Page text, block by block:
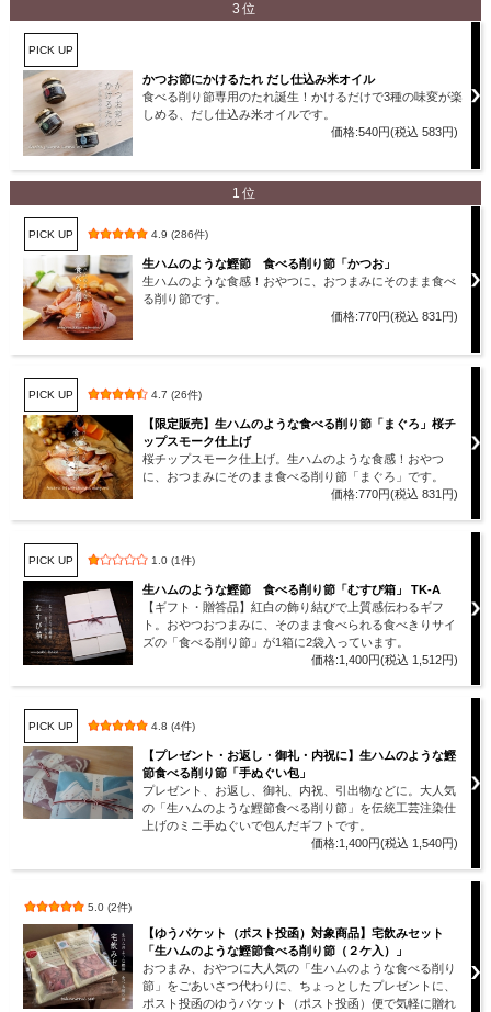
3位
PICK UP
かつお節にかけるたれ だし仕込み米オイル
食べる削り節専用のたれ誕生！かけるだけで3種の味変が楽
しめる、だし仕込み米オイルです。
価格:540円(税込 583円)
1位
PICK UP 4.9 (286件)
生ハムのような鰹節 食べる削り節「かつお」
生ハムのような食感！おやつに、おつまみにそのまま食べ
る削り節です。
価格:770円(税込 831円)
PICK UP 4.7 (26件)
【限定販売】生ハムのような食べる削り節「まぐろ」桜チ
ップスモーク仕上げ
桜チップスモーク仕上げ。生ハムのような食感！おやつ
に、おつまみにそのまま食べる削り節「まぐろ」です。
価格:770円(税込 831円)
PICK UP 1.0 (1件)
生ハムのような鰹節 食べる削り節「むすび箱」 TK-A
【ギフト・贈答品】紅白の飾り結びで上質感伝わるギフ
ト。おやつおつまみに、そのまま食べられる食べきりサイ
ズの「食べる削り節」が1箱に2袋入っています。
価格:1,400円(税込 1,512円)
PICK UP 4.8 (4件)
【プレゼント・お返し・御礼・内祝に】生ハムのような鰹
節食べる削り節「手ぬぐい包」
プレゼント、お返し、御礼、内祝、引出物などに。大人気
の「生ハムのような鰹節食べる削り節」を伝統工芸注染仕
上げのミニ手ぬぐいで包んだギフトです。
価格:1,400円(税込 1,540円)
5.0 (2件)
【ゆうパケット（ポスト投函）対象商品】宅飲みセット
「生ハムのような鰹節食べる削り節（２ケ入）」
おつまみ、おやつに大人気の「生ハムのような食べる削り
節」をごあいさつ代わりに、ちょっとしたプレゼントに、
ポスト投函のゆうパケット（ポスト投函）便で気軽に贈れ